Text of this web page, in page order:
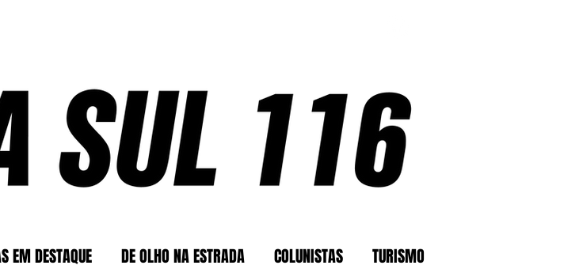
EM DESTAQUE DE OLHO NA ESTRADA COLUNISTAS TURISMO